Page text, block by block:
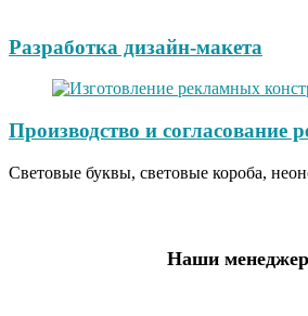
Разработка дизайн-макета
Производство и согласование
Световые буквы, световые короба,
Наши